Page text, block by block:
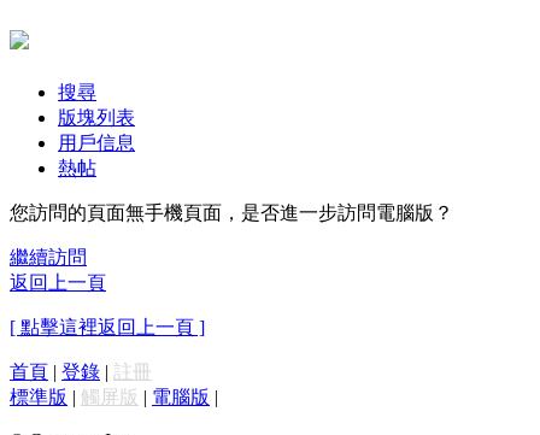
搜尋
版塊列表
用戶信息
熱帖
您訪問的頁面無手機頁面，是否進一步訪問電腦版？
繼續訪問
返回上一頁
[ 點擊這裡返回上一頁 ]
首頁 | 登錄 | 註冊
標準版 | 觸屏版 | 電腦版 |